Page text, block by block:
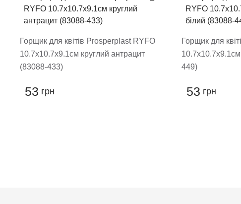
Горщик для квітів Prosperplast RYFO
10.7х10.7х9.1см круглий антрацит
(83088-433)
53 грн
Горщик для
449)
53 грн